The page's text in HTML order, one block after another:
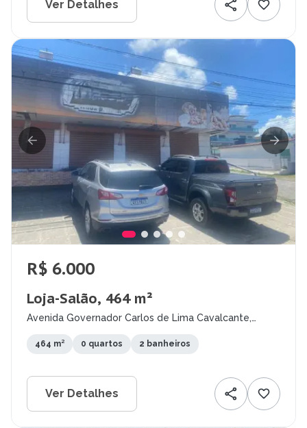
Ver Detalhes
R$ 6.000
Loja-Salão, 464 m²
Avenida Governador Carlos de Lima Cavalcante,
464 m² 0 quartos 2 banheiros
Ver Detalhes